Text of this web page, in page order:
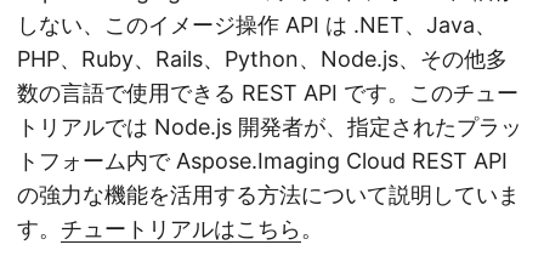
しない、このイメージ操作 API は .NET、Java、
PHP、Ruby、Rails、Python、Node.js、その他多
数の言語で使用できる REST API です。このチュー
トリアルでは Node.js 開発者が、指定されたプラッ
トフォーム内で Aspose.Imaging Cloud REST API
の強力な機能を活用する方法について説明していま
す。 チュートリアルはこちら 。